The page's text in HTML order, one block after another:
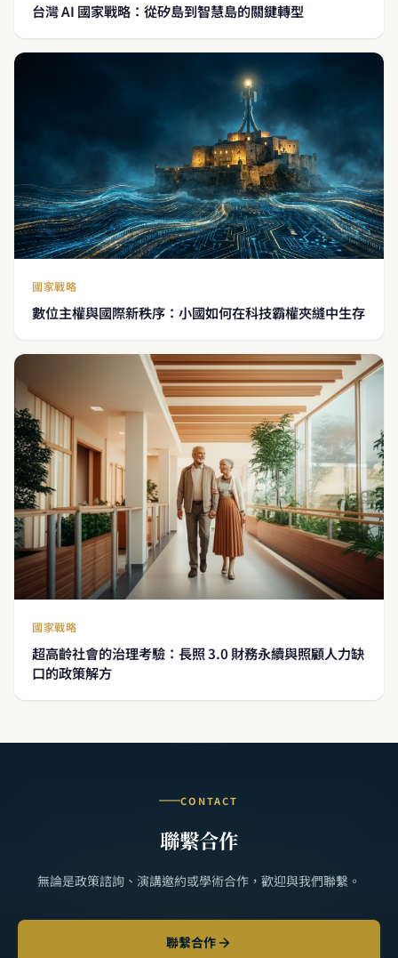
台灣 AI 國家戰略：從矽島到智慧島的關鍵轉型
國家戰略
數位主權與國際新秩序：小國如何在科技霸權夾縫中生存
國家戰略
超高齡社會的治理考驗：長照 3.0 財務永續與照顧人力缺
口的政策解方
CONTACT
聯繫合作
無論是政策諮詢、演講邀約或學術合作，歡迎與我們聯繫。
聯繫合作